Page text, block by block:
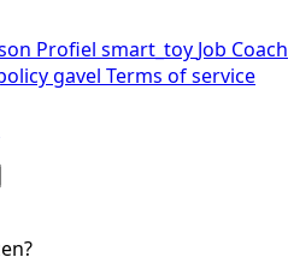
Profiel smart_toy Job Coach
gavel Terms of service